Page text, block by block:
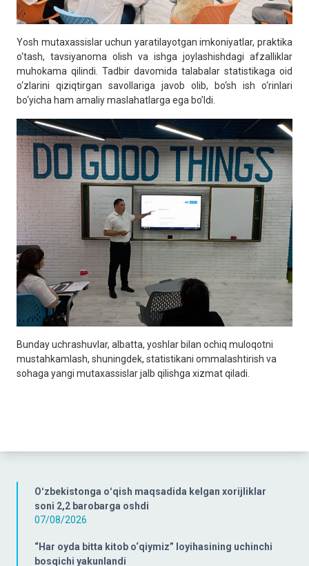
Oʻzbekistonga oʻqish maqsadida kelgan xorijliklar
soni 2,2 barobarga oshdi
07/08/2026
“Har oyda bitta kitob o‘qiymiz” loyihasining uchinchi
bosqichi yakunlandi
Yosh mutaxassislar uchun yaratilayotgan imkoniyatlar, praktika
o‘tash, tavsiyanoma olish va ishga joylashishdagi afzalliklar
muhokama qilindi. Tadbir davomida talabalar statistikaga oid
o‘zlarini qiziqtirgan savollariga javob olib, bo‘sh ish o‘rinlari
bo‘yicha ham amaliy maslahatlarga ega bo’ldi.
Bunday uchrashuvlar, albatta, yoshlar bilan ochiq muloqotni
mustahkamlash, shuningdek, statistikani ommalashtirish va
sohaga yangi mutaxassislar jalb qilishga xizmat qiladi.